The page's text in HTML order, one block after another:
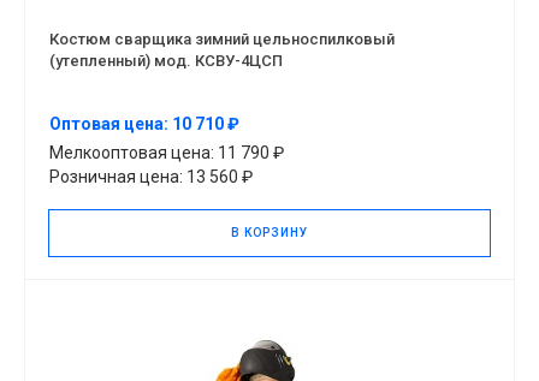
Костюм сварщика зимний цельноспилковый
(утепленный) мод. КСВУ-4ЦСП
Оптовая цена: 10 710 ₽
Мелкооптовая цена: 11 790 ₽
Розничная цена: 13 560 ₽
В КОРЗИНУ